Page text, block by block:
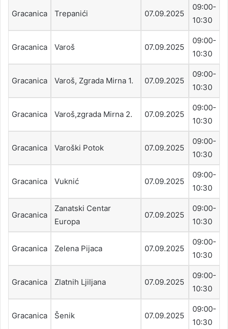
Gracanica Trepanići 07.09.2025
09:00-
10:30
Gracanica Varoš 07.09.2025
09:00-
10:30
Gracanica Varoš, Zgrada Mirna 1. 07.09.2025
09:00-
10:30
Gracanica Varoš,zgrada Mirna 2. 07.09.2025
09:00-
10:30
Gracanica Varoški Potok 07.09.2025
09:00-
10:30
Gracanica Vuknić 07.09.2025
09:00-
10:30
Gracanica
Zanatski Centar
Europa
07.09.2025
09:00-
10:30
Gracanica Zelena Pijaca 07.09.2025
09:00-
10:30
Gracanica Zlatnih Ljiljana 07.09.2025
09:00-
10:30
Gracanica Šenik 07.09.2025
09:00-
10:30